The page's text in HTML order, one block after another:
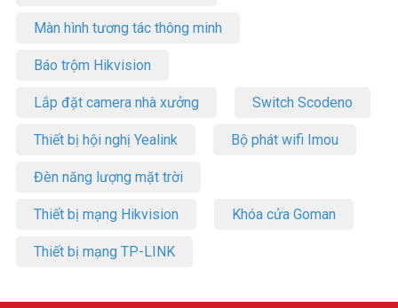
Màn hình tương tác thông minh
Báo trộm Hikvision
Lắp đặt camera nhà xưởng Switch Scodeno
Thiết bị hội nghị Yealink Bộ phát wifi Imou
Đèn năng lượng mặt trời
Thiết bị mạng Hikvision Khóa cửa Goman
Thiết bị mạng TP-LINK